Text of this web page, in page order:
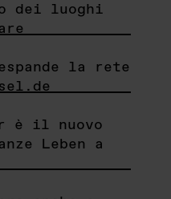
dei luoghi
la rete
è il nuovo
Leben a